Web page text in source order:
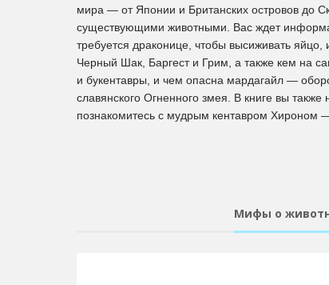
мира — от Японии и Британских островов до
существующими животными. Вас ждет
требуется драконице, чтобы высиживать
Черный Шак, Баргест и Грим, а также кем на
и букентавры, и чем опасна мардагайл —
славянского Огненного змея. В книге вы
познакомитесь с мудрым кентавром Хироном
Мифы о